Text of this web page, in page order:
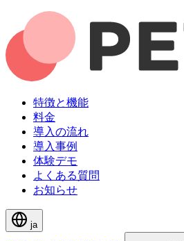
特徴と機能
料金
導入の流れ
導入事例
体験デモ
よくある質問
お知らせ
ja